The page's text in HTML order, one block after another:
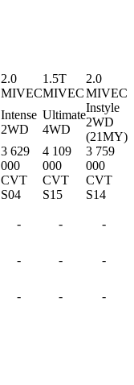
2.0
MIVEC
1.5T
MIVEC
2.0
MIVEC
Intense
2WD
Ultimate
4WD
Instyle
2WD
(21MY)
3 629
000
4 109
000
3 759
000
CVT
S04
CVT
S15
CVT
S14
- - -
- -
-
- - -